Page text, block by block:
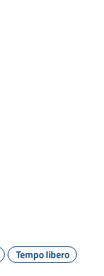
Tempo libero